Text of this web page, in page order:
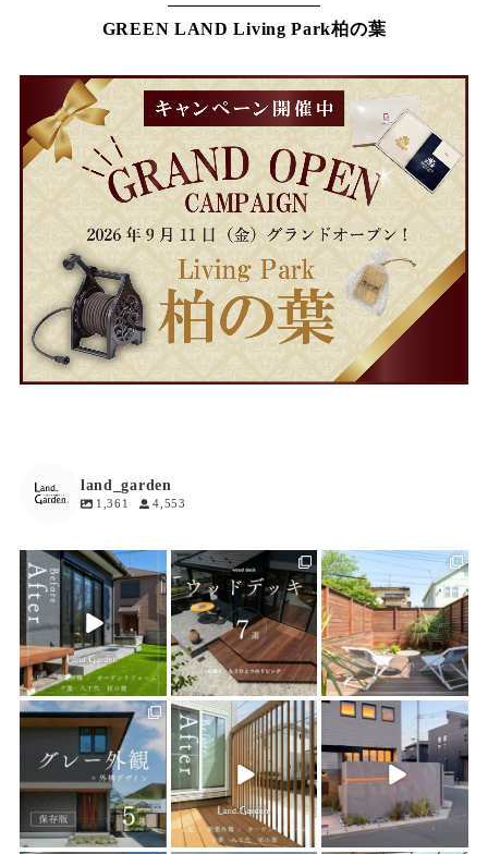
GREEN LAND Living Park柏の葉
land_garden
1,361 4,553
land_garden
3
land_garden
19 0
land_garden
19 0
land_garden
22 0
land_garden
22
land_garden
0